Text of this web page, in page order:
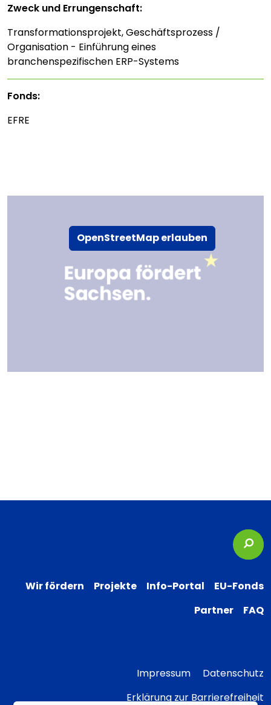
OpenStreetMap erlauben
Zweck und Errungenschaft:
Transformationsprojekt, Geschäftsprozess /
Organisation - Einführung eines
branchenspezifischen ERP-Systems
Fonds:
EFRE
Wir fördern Projekte Info-Portal
EU-Fonds
Partner
FAQ
Impressum
Datenschutz
Erklärung zur Barrierefreiheit